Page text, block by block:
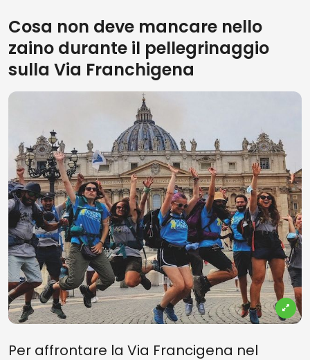
Cosa non deve mancare nello
zaino durante il pellegrinaggio
sulla Via Franchigena
Per affrontare la Via Francigena nel